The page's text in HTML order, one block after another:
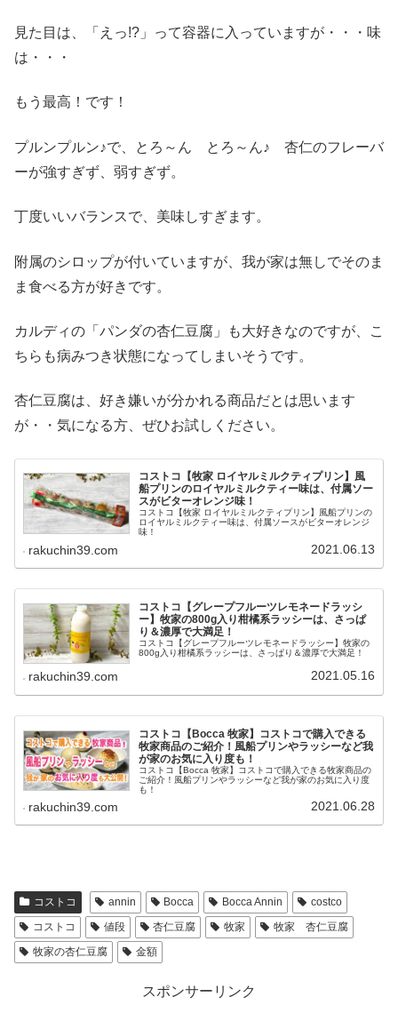
見た目は、「えっ!?」って容器に入っていますが・・・味
は・・・
もう最高！です！
プルンプルン♪で、とろ～ん とろ～ん♪ 杏仁のフレーバ
ーが強すぎず、弱すぎず。
丁度いいバランスで、美味しすぎます。
附属のシロップが付いていますが、我が家は無しでそのま
ま食べる方が好きです。
カルディの「パンダの杏仁豆腐」も大好きなのですが、こ
ちらも病みつき状態になってしまいそうです。
杏仁豆腐は、好き嫌いが分かれる商品だとは思います
が・・気になる方、ぜひお試しください。
コストコ【牧家 ロイヤルミルクティプリン】風
船プリンのロイヤルミルクティー味は、付属ソー
スがビターオレンジ味！
コストコ【牧家 ロイヤルミルクティプリン】風船プリンの
ロイヤルミルクティー味は、付属ソースがビターオレンジ
味！
rakuchin39.com 2021.06.13
コストコ【グレープフルーツレモネードラッシ
ー】牧家の800g入り柑橘系ラッシーは、さっぱ
り＆濃厚で大満足！
コストコ【グレープフルーツレモネードラッシー】牧家の
800g入り柑橘系ラッシーは、さっぱり＆濃厚で大満足！
rakuchin39.com 2021.05.16
コストコ【Bocca 牧家】コストコで購入できる
牧家商品のご紹介！風船プリンやラッシーなど我
が家のお気に入り度も！
コストコ【Bocca 牧家】コストコで購入できる牧家商品の
ご紹介！風船プリンやラッシーなど我が家のお気に入り度
も！
rakuchin39.com 2021.06.28
コストコ annin Bocca Bocca Annin
costco
コストコ
値段 杏仁豆腐 牧家
牧家 杏仁豆腐
牧家の杏仁豆腐
金額
スポンサーリンク